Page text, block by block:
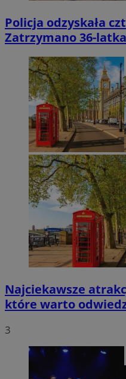
Policja odzyskała
Zatrzymano 36-
Najciekawsze
które warto
3